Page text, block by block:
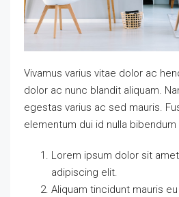
Vivamus varius vitae dolor ac
dolor ac nunc blandit aliquam.
egestas varius ac sed mauris.
elementum dui id nulla
Lorem ipsum dolor sit
adipiscing elit.
Aliquam tincidunt mauris